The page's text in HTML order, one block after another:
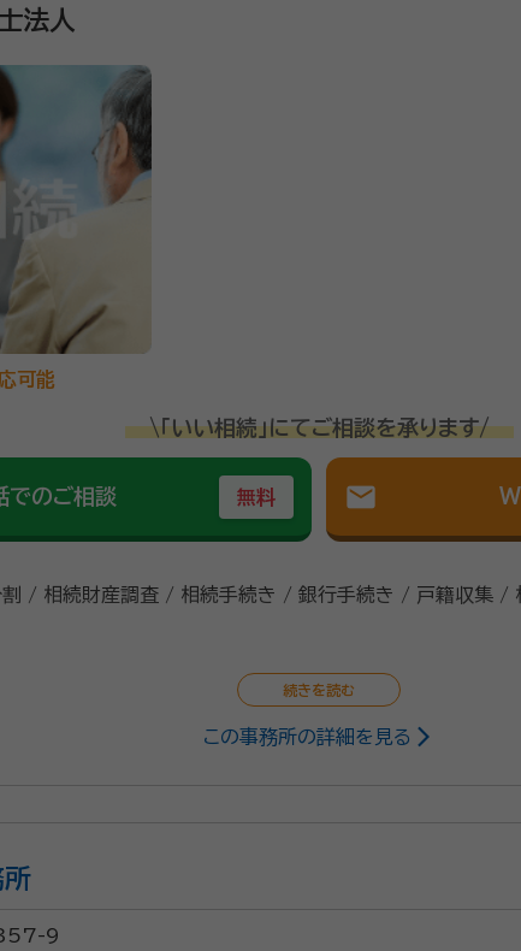
法人
可能
\「いい相続」にてご相談を承ります/
でのご相談 無料 mail
/ 相続財産調査 / 相続手続き / 銀行手続き / 戸籍収集 /
この事務所の詳細を見る
所
9